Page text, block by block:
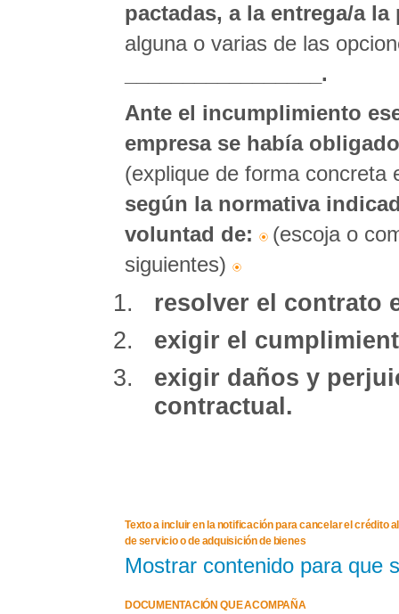
pactadas, a la entrega/a
alguna o varias de las
_________________.
Ante el incumplimiento
empresa se había
(explique de forma
según la normativa
voluntad de:
(escoja o
siguientes)
resolver el contrato
exigir el
exigir daños y
contractual.
Texto a incluir en la notificación para cancelar el crédito
de servicio o de adquisición de bienes
Mostrar contenido para que
DOCUMENTACIÓN QUE ACOMPAÑA